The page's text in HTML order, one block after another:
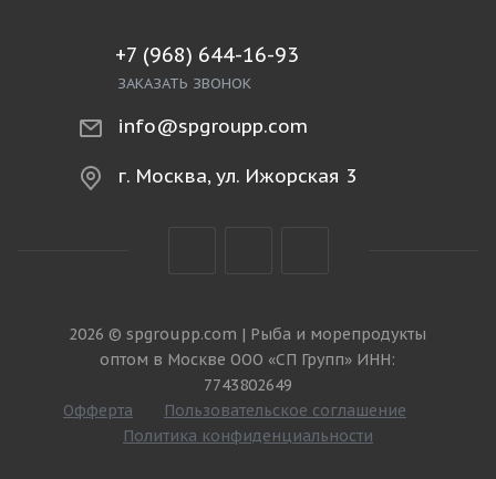
+7 (968) 644-16-93
ЗАКАЗАТЬ ЗВОНОК
info@spgroupp.com
г. Москва, ул. Ижорская 3
2026 © spgroupp.com | Рыба и морепродукты
оптом в Москве ООО «СП Групп» ИНН:
7743802649
Офферта
Пользовательское соглашение
Политика конфиденциальности